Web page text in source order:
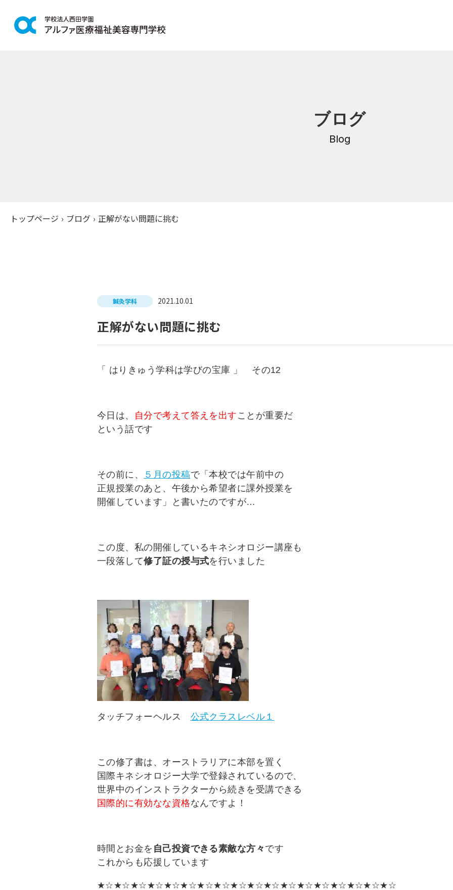
介護支援専門員更新研修
公共職業訓練
ブログ
Blog
トップページ › ブログ › 正解がない問題に挑む
鍼灸学科 2021.10.01
正解がない問題に挑む
「 はりきゅう学科は学びの宝庫 」 その12
今日は、 自分で考えて答えを出す ことが重要だ
という話です
その前に、 ５月の投稿で「本校では午前中の
正規授業のあと、午後から希望者に課外授業を
開催しています」と書いたのですが…
この度、私の開催しているキネシオロジー講座も
一段落して修了証の授与式を行いました
タッチフォーヘルス 公式クラスレベル１
この修了書は、オーストラリアに本部を置く
国際キネシオロジー大学で登録されているので、
世界中のインストラクターから続きを受講できる
国際的に有効なな資格なんですよ！
時間とお金を 自己投資できる素敵な方々 です
これからも応援しています
★☆★☆★☆★☆★☆★☆★☆★☆★☆★☆★☆★☆★☆★☆★☆★☆★☆★☆